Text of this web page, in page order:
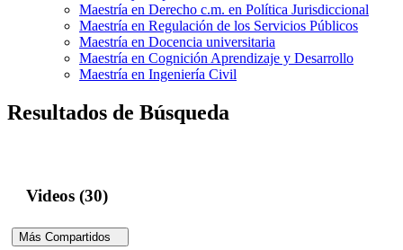
Maestría en Derecho c.m. en Política Jurisdiccional
Maestría en Regulación de los Servicios Públicos
Maestría en Docencia universitaria
Maestría en Cognición Aprendizaje y Desarrollo
Maestría en Ingeniería Civil
Resultados de Búsqueda
Videos (30)
Más Compartidos